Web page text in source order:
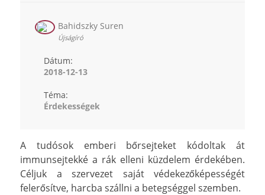
Bahidszky Suren
Újságíró
Dátum:
2018-12-13
Téma:
Érdekességek
A tudósok emberi bőrsejteket kódoltak át
immunsejtekké a rák elleni küzdelem érdekében.
Céljuk a szervezet saját védekezőképességét
felerősítve, harcba szállni a betegséggel szemben.